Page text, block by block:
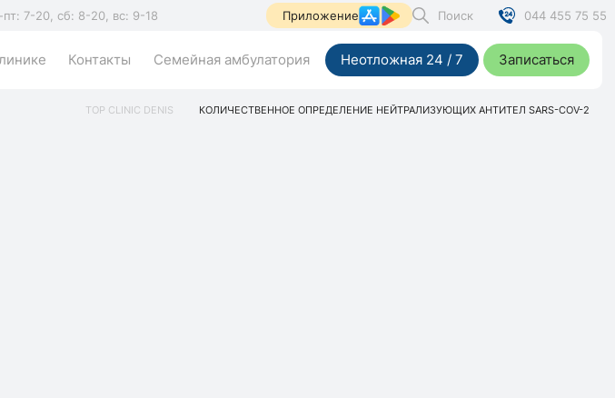
пт: 7-20, сб: 8-20, вс: 9-18 Приложение Поиск 044 455 75 55
Контакты Семейная амбулатория Неотложная 24 / 7 Записаться
TOP CLINIC DENIS КОЛИЧЕСТВЕННОЕ ОПРЕДЕЛЕНИЕ НЕЙТРАЛИЗУЮЩИХ АНТИТЕЛ SARS-COV-2